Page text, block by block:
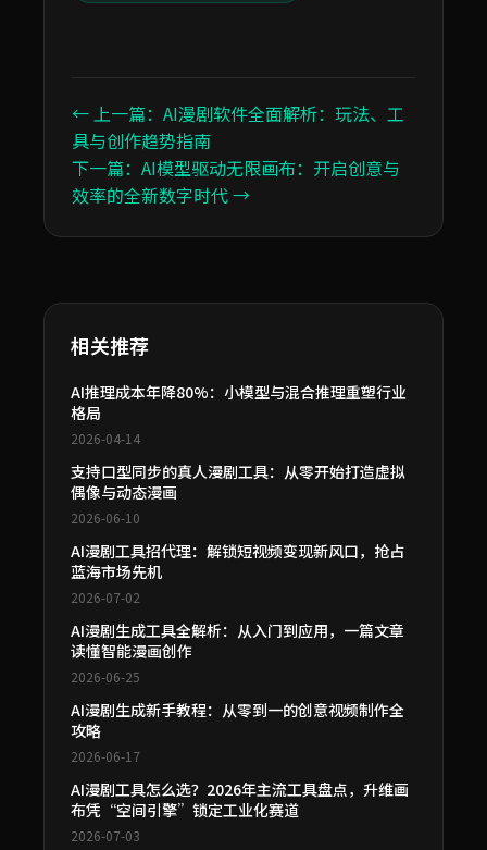
← 上一篇：AI漫剧软件全面解析：玩法、工
具与创作趋势指南
下一篇：AI模型驱动无限画布：开启创意与
效率的全新数字时代 →
相关推荐
AI推理成本年降80%：小模型与混合推理重塑行业
格局
2026-04-14
支持口型同步的真人漫剧工具：从零开始打造虚拟
偶像与动态漫画
2026-06-10
AI漫剧工具招代理：解锁短视频变现新风口，抢占
蓝海市场先机
2026-07-02
AI漫剧生成工具全解析：从入门到应用，一篇文章
读懂智能漫画创作
2026-06-25
AI漫剧生成新手教程：从零到一的创意视频制作全
攻略
2026-06-17
AI漫剧工具怎么选？2026年主流工具盘点，升维画
布凭“空间引擎”锁定工业化赛道
2026-07-03